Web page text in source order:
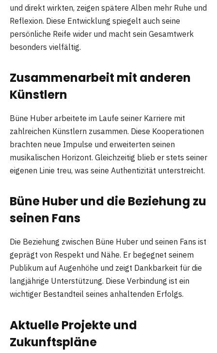
und direkt wirkten, zeigen spätere Alben mehr Ruhe und
Reflexion. Diese Entwicklung spiegelt auch seine
persönliche Reife wider und macht sein Gesamtwerk
besonders vielfältig.
Zusammenarbeit mit anderen
Künstlern
Büne Huber arbeitete im Laufe seiner Karriere mit
zahlreichen Künstlern zusammen. Diese Kooperationen
brachten neue Impulse und erweiterten seinen
musikalischen Horizont. Gleichzeitig blieb er stets seiner
eigenen Linie treu, was seine Authentizität unterstreicht.
Büne Huber und die Beziehung zu
seinen Fans
Die Beziehung zwischen Büne Huber und seinen Fans ist
geprägt von Respekt und Nähe. Er begegnet seinem
Publikum auf Augenhöhe und zeigt Dankbarkeit für die
langjährige Unterstützung. Diese Verbindung ist ein
wichtiger Bestandteil seines anhaltenden Erfolgs.
Aktuelle Projekte und
Zukunftspläne